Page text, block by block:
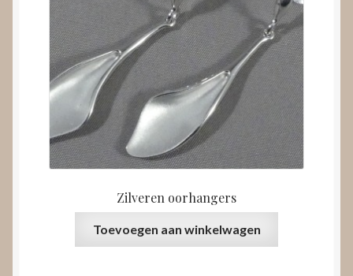
Zilveren oorhangers
Toevoegen aan winkelwagen